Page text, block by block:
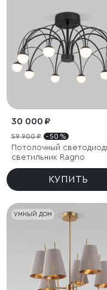
30 000 ₽
59 900 ₽ - 50 %
Потолочный
светильник Ragno
КУПИТЬ
УМНЫЙ ДОМ